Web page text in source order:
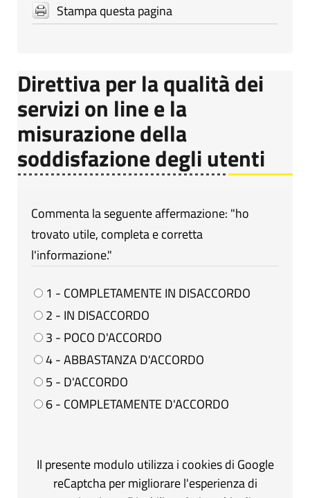
Stampa questa pagina
Direttiva per la qualità dei
servizi on line e la
misurazione della
soddisfazione degli utenti
Commenta la seguente affermazione: "ho
trovato utile, completa e corretta
l'informazione."
1 - COMPLETAMENTE IN DISACCORDO
2 - IN DISACCORDO
3 - POCO D'ACCORDO
4 - ABBASTANZA D'ACCORDO
5 - D'ACCORDO
6 - COMPLETAMENTE D'ACCORDO
Il presente modulo utilizza i cookies di Google
reCaptcha per migliorare l'esperienza di